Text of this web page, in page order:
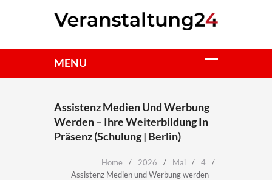
Assistenz Medien Und Werbung
Werden – Ihre Weiterbildung In
Präsenz (Schulung | Berlin)
Home 2026 Mai
4
Assistenz Medien und Werbung werden –